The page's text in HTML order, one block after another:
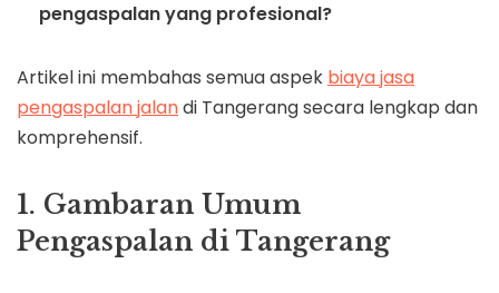
pengaspalan yang profesional?
Artikel ini membahas semua aspek biaya jasa
pengaspalan jalandi Tangerang secara lengkap dan
komprehensif.
1. Gambaran Umum
Pengaspalan di Tangerang